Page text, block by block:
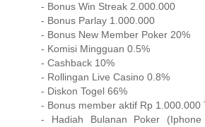
- Bonus Win Streak 2.000.000
- Bonus Parlay 1.000.000
- Bonus New Member Poker 20%
- Komisi Mingguan 0.5%
- Cashback 10%
- Rollingan Live Casino 0.8%
- Diskon Togel 66%
- Bonus member aktif Rp 1.000.000
- Hadiah Bulanan Poker